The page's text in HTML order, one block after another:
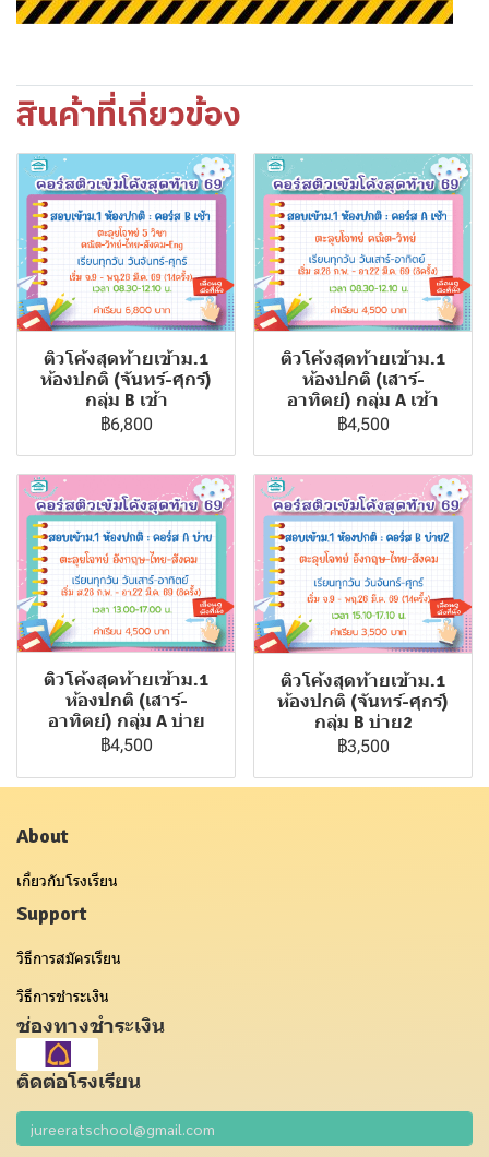
สินค้าที่เกี่ยวข้อง
ติวโค้งสุดท้ายเข้าม.1
ห้องปกติ (จันทร์-ศุกร์)
กลุ่ม B เช้า
฿6,800
ติวโค้งสุดท้ายเข้าม.1
ห้องปกติ (เสาร์-
อาทิตย์) กลุ่ม A เช้า
฿4,500
ติวโค้งสุดท้ายเข้าม.1
ห้องปกติ (เสาร์-
อาทิตย์) กลุ่ม A บ่าย
฿4,500
ติวโค้งสุดท้ายเข้าม.1
ห้องปกติ (จันทร์-ศุกร์)
กลุ่ม B บ่าย2
฿3,500
About
เกี่ยวกับโรงเรียน
Support
วิธีการสมัครเรียน
วิธีการชำระเงิน
ช่องทางชำระเงิน
ติดต่อโรงเรียน